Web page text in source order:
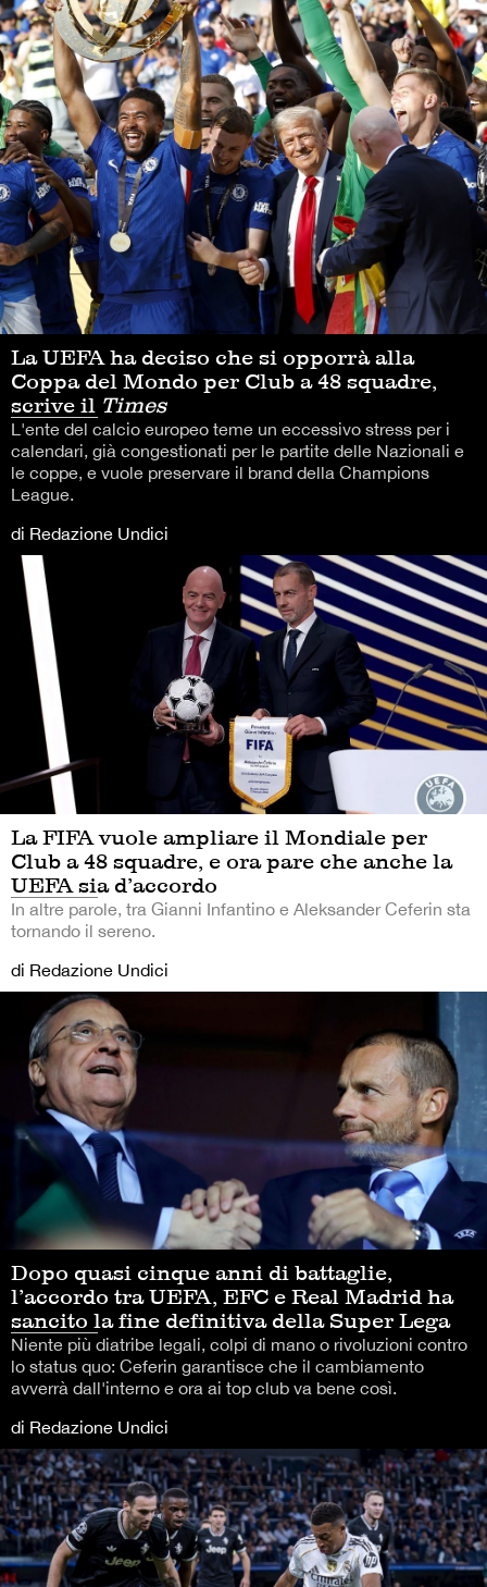
La UEFA ha deciso che si opporrà alla
Coppa del Mondo per Club a 48 squadre,
scrive il Times
L'ente del calcio europeo teme un eccessivo stress per i
calendari, già congestionati per le partite delle Nazionali e
le coppe, e vuole preservare il brand della Champions
League.
di Redazione Undici
La FIFA vuole ampliare il Mondiale per
Club a 48 squadre, e ora pare che anche la
UEFA sia d’accordo
In altre parole, tra Gianni Infantino e Aleksander Ceferin sta
tornando il sereno.
di Redazione Undici
Dopo quasi cinque anni di battaglie,
l’accordo tra UEFA, EFC e Real Madrid ha
sancito la fine definitiva della Super Lega
Niente più diatribe legali, colpi di mano o rivoluzioni contro
lo status quo: Ceferin garantisce che il cambiamento
avverrà dall'interno e ora ai top club va bene così.
di Redazione Undici